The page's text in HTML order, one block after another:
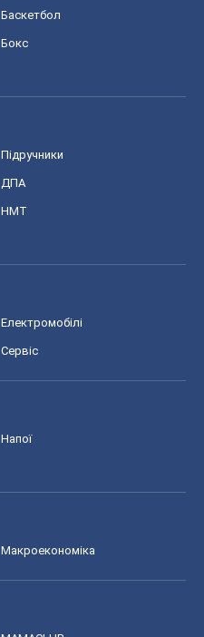
Баскетбол
Бокс
Підручники
ДПА
НМТ
Електромобілі
Сервіс
Напої
Макроекономіка